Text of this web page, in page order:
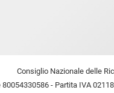
Consiglio Nazionale delle
- Partita IVA